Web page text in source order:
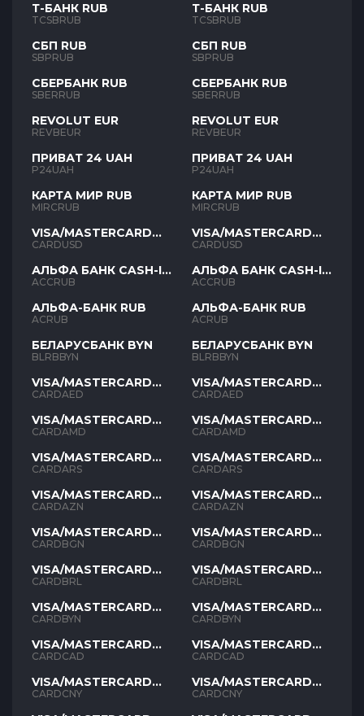
Т-БАНК RUB
TCSBRUB
СБП RUB
SBPRUB
СБЕРБАНК RUB
SBERRUB
REVOLUT EUR
REVBEUR
ПРИВАТ 24 UAH
P24UAH
КАРТА МИР RUB
MIRCRUB
VISA/MASTERCARD
USD
CARDUSD
АЛЬФА БАНК CASH-IN
RUB
ACCRUB
АЛЬФА-БАНК RUB
ACRUB
БЕЛАРУСБАНК BYN
BLRBBYN
VISA/MASTERCARD
AED
CARDAED
VISA/MASTERCARD
AMD
CARDAMD
VISA/MASTERCARD
ARS
CARDARS
VISA/MASTERCARD
AZN
CARDAZN
VISA/MASTERCARD
BGN
CARDBGN
VISA/MASTERCARD
BRL
CARDBRL
VISA/MASTERCARD
BYN
CARDBYN
VISA/MASTERCARD
CAD
CARDCAD
VISA/MASTERCARD
CNY
CARDCNY
Т-БАНК RUB
TCSBRUB
СБП RUB
SBPRUB
СБЕРБАНК RUB
SBERRUB
REVOLUT EUR
REVBEUR
ПРИВАТ 24 UAH
P24UAH
КАРТА МИР RUB
MIRCRUB
VISA/MASTERCARD
USD
CARDUSD
АЛЬФА БАНК CASH-IN
RUB
ACCRUB
АЛЬФА-БАНК RUB
ACRUB
БЕЛАРУСБАНК BYN
BLRBBYN
VISA/MASTERCARD
AED
CARDAED
VISA/MASTERCARD
AMD
CARDAMD
VISA/MASTERCARD
ARS
CARDARS
VISA/MASTERCARD
AZN
CARDAZN
VISA/MASTERCARD
BGN
CARDBGN
VISA/MASTERCARD
BRL
CARDBRL
VISA/MASTERCARD
BYN
CARDBYN
VISA/MASTERCARD
CAD
CARDCAD
VISA/MASTERCARD
CNY
CARDCNY